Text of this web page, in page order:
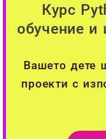
Курс
обучение и
Вашето дете
проекти с